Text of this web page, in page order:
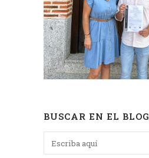
BUSCAR EN EL BLOG